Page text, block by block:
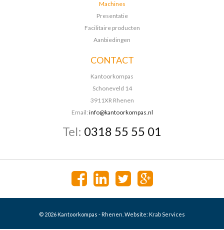
Machines
Presentatie
Facilitaire producten
Aanbiedingen
CONTACT
Kantoorkompas
Schoneveld 14
3911XR Rhenen
Email: info@kantoorkompas.nl
Tel: 0318 55 55 01
© 2026 Kantoorkompas - Rhenen. Website: Krab Services